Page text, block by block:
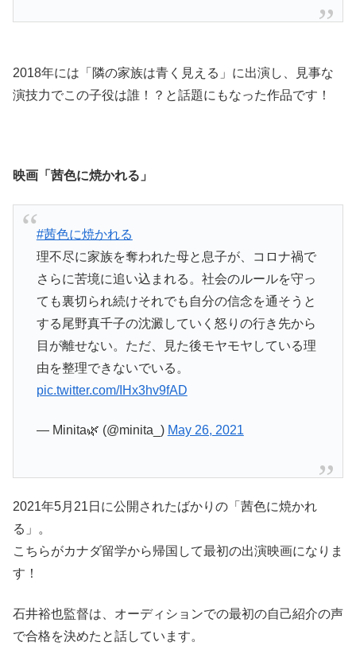
2018年には「隣の家族は青く見える」に出演し、見事な
演技力でこの子役は誰！？と話題にもなった作品です！
映画「茜色に焼かれる」
#茜色に焼かれる
理不尽に家族を奪われた母と息子が、コロナ禍で
さらに苦境に追い込まれる。社会のルールを守っ
ても裏切られ続けそれでも自分の信念を通そうと
する尾野真千子の沈澱していく怒りの行き先から
目が離せない。ただ、見た後モヤモヤしている理
由を整理できないでいる。
pic.twitter.com/IHx3hv9fAD
— Minita🌿 (@minita_) May 26, 2021
2021年5月21日に公開されたばかりの「茜色に焼かれ
る」。
こちらがカナダ留学から帰国して最初の出演映画になりま
す！
石井裕也監督は、オーディションでの最初の自己紹介の声
で合格を決めたと話しています。